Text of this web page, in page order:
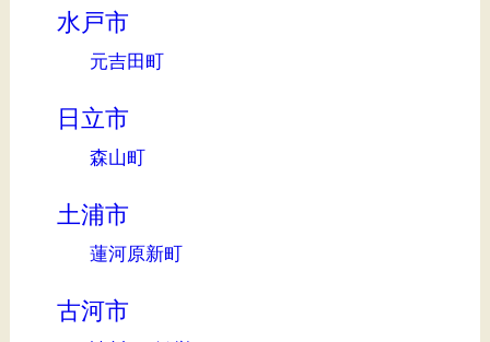
水戸市
元吉田町
日立市
森山町
土浦市
蓮河原新町
古河市